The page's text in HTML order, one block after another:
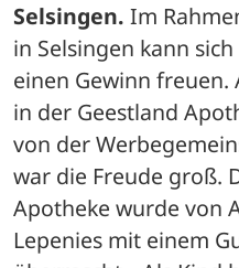
Selsingen. Im
in Selsingen kann
einen Gewinn freuen.
in der Geestland
von der
war die Freude groß.
Apotheke wurde von
Lepenies mit einem